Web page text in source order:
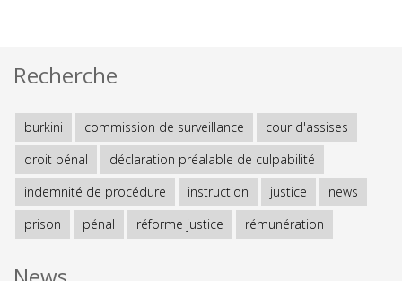
Recherche
burkini commission de surveillance
cour d'assises
droit pénal
déclaration préalable de culpabilité
indemnité de procédure
instruction justice
news
prison
pénal réforme justice rémunération